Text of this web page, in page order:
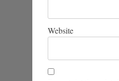
Website